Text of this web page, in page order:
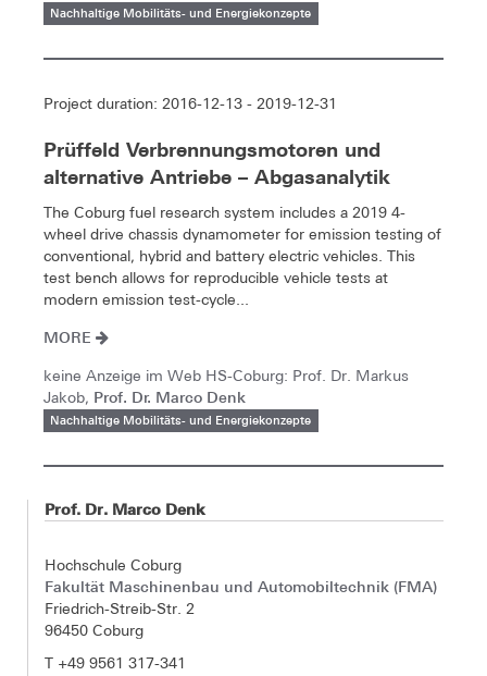
Nachhaltige Mobilitäts- und Energiekonzepte
Project duration: 2016-12-13 - 2019-12-31
Prüffeld Verbrennungsmotoren und
alternative Antriebe – Abgasanalytik
The Coburg fuel research system includes a 2019 4-
wheel drive chassis dynamometer for emission testing of
conventional, hybrid and battery electric vehicles. This
test bench allows for reproducible vehicle tests at
modern emission test-cycle...
MORE
keine Anzeige im Web HS-Coburg: Prof. Dr. Markus
Jakob, Prof. Dr. Marco Denk
Nachhaltige Mobilitäts- und Energiekonzepte
Prof. Dr. Marco Denk
Hochschule Coburg
Fakultät Maschinenbau und Automobiltechnik (FMA)
Friedrich-Streib-Str. 2
96450 Coburg
T +49 9561 317-341